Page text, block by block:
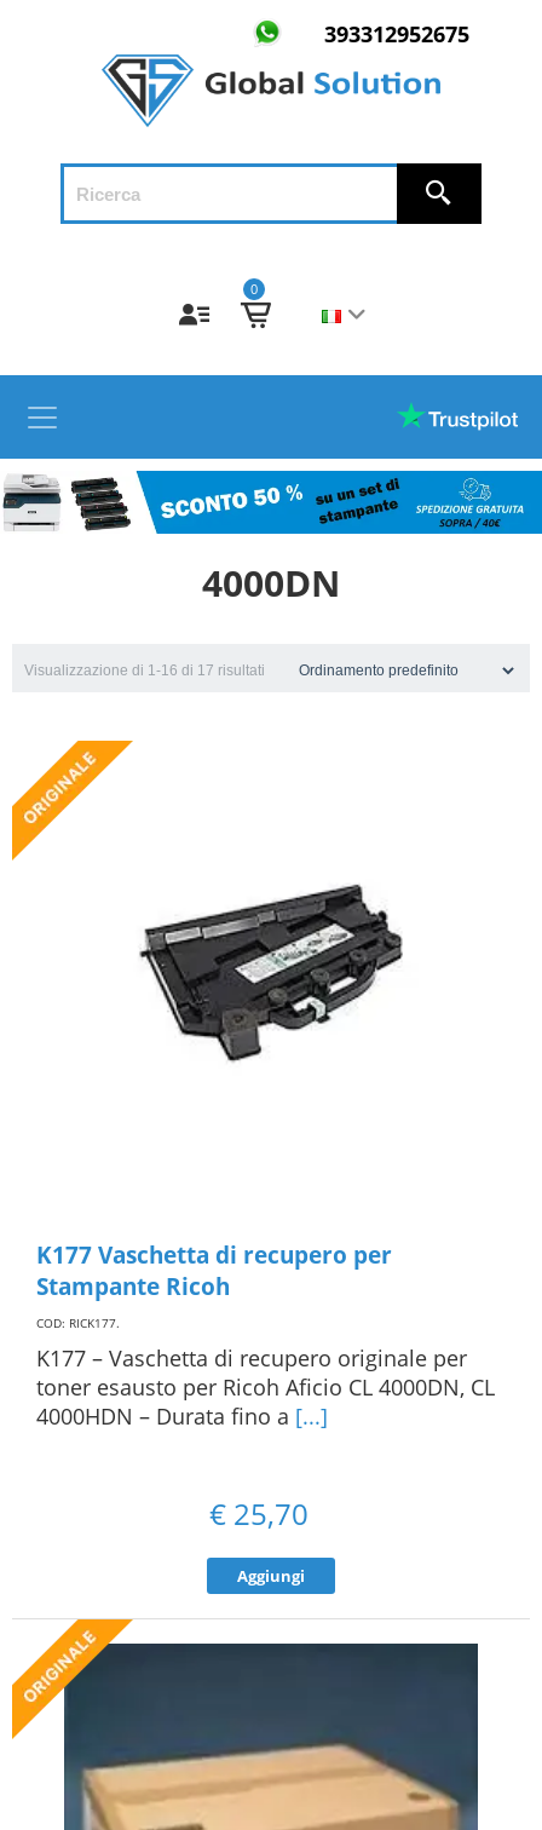
393312952675
0
4000DN
Visualizzazione di 1-16 di 17 risultati
K177 Vaschetta di recupero per
Stampante Ricoh
COD: RICK177.
K177 – Vaschetta di recupero originale per
toner esausto per Ricoh Aficio CL 4000DN, CL
4000HDN – Durata fino a [...]
€ 25,70
Aggiungi